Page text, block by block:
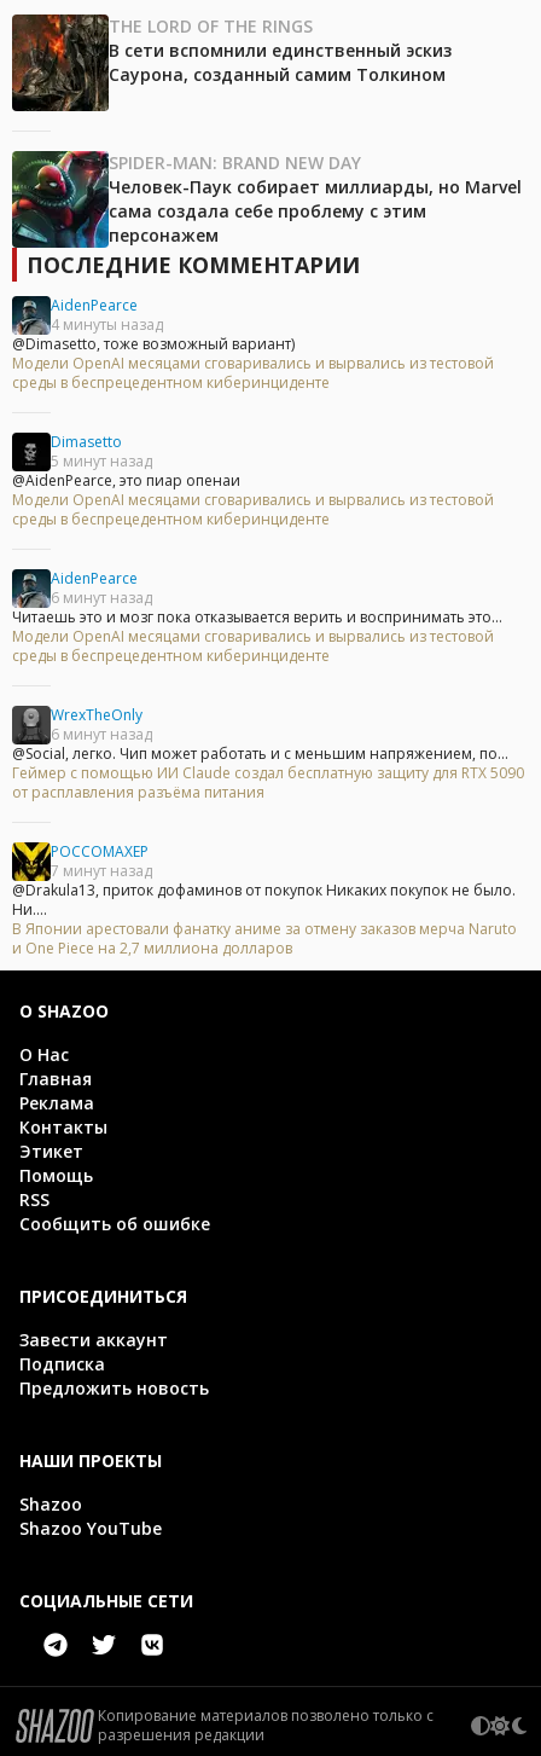
THE LORD OF THE RINGS
В сети вспомнили единственный эскиз
Саурона, созданный самим Толкином
SPIDER-MAN: BRAND NEW DAY
Человек-Паук собирает миллиарды, но Marvel
сама создала себе проблему с этим
персонажем
ПОСЛЕДНИЕ КОММЕНТАРИИ
AidenPearce
4 минуты назад
@Dimasetto, тоже возможный вариант)
Модели OpenAI месяцами сговаривались и вырвались из тестовой
среды в беспрецедентном киберинциденте
Dimasetto
5 минут назад
@AidenPearce, это пиар опенаи
Модели OpenAI месяцами сговаривались и вырвались из тестовой
среды в беспрецедентном киберинциденте
AidenPearce
6 минут назад
Читаешь это и мозг пока отказывается верить и воспринимать это...
Модели OpenAI месяцами сговаривались и вырвались из тестовой
среды в беспрецедентном киберинциденте
WrexTheOnly
6 минут назад
@Social, легко. Чип может работать и с меньшим напряжением, по...
Геймер с помощью ИИ Claude создал бесплатную защиту для RTX 5090
от расплавления разъёма питания
POCCOMAXEP
7 минут назад
@Drakula13, приток дофаминов от покупок Никаких покупок не было.
Ни....
В Японии арестовали фанатку аниме за отмену заказов мерча Naruto
и One Piece на 2,7 миллиона долларов
О SHAZOO
О Нас
Главная
Реклама
Контакты
Этикет
Помощь
RSS
Сообщить об ошибке
ПРИСОЕДИНИТЬСЯ
Завести аккаунт
Подписка
Предложить новость
НАШИ ПРОЕКТЫ
Shazoo
Shazoo YouTube
СОЦИАЛЬНЫЕ СЕТИ
Копирование материалов позволено только с
разрешения редакции